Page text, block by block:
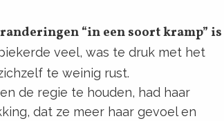
“in een soort kramp” is
veel, was te druk met het
te weinig rust.
de regie te houden, had haar
dat ze meer haar gevoel en